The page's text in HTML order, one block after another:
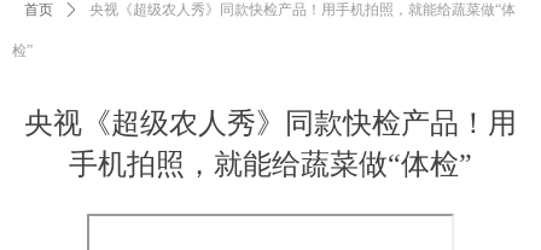
央视《超级农人秀》同款快检产品！用
手机拍照，就能给蔬菜做“体检”
首页 ꄲ 央视《超级农人秀》同款快检产品！用手机拍照，就能给蔬菜做“体
检”